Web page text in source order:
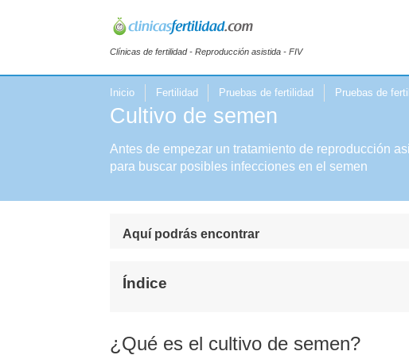
Clínicas de fertilidad - Reproducción asistida - FIV
Inicio Fertilidad Pruebas de fertilidad Pruebas de
Cultivo de semen
Antes de empezar un tratamiento de reproducción
para buscar posibles infecciones en el semen
Aquí podrás encontrar
Índice
¿Qué es el cultivo de semen?